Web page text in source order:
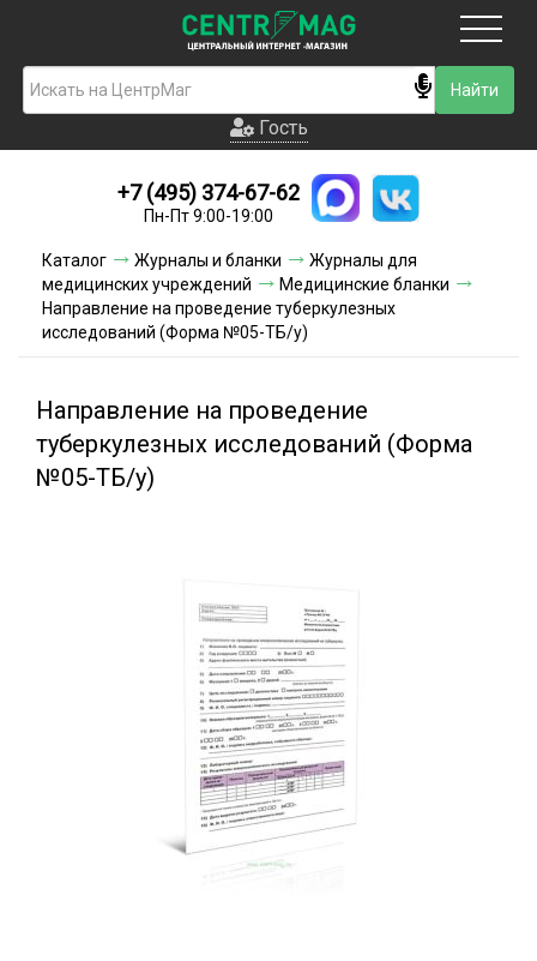
Гость
Новинки
Условия доставки
Условия оплаты
Акции и скидки
Гость
+7 (495) 374-67-62
Пн-Пт 9:00-19:00
Каталог Журналы и бланки
Журналы для
медицинских учреждений
Медицинские бланки
Направление на проведение туберкулезных
исследований (Форма №05-ТБ/у)
Направление на проведение
туберкулезных исследований (Форма
№05-ТБ/у)